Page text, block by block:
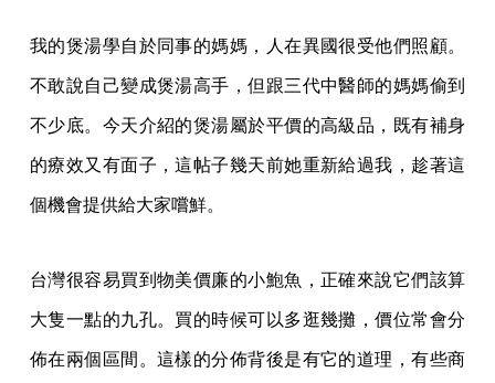
我的煲湯學自於同事的媽媽，人在異國很受他們照顧。
不敢說自己變成煲湯高手，但跟三代中醫師的媽媽偷到
不少底。今天介紹的煲湯屬於平價的高級品，既有補身
的療效又有面子，這帖子幾天前她重新給過我，趁著這
個機會提供給大家嚐鮮。
台灣很容易買到物美價廉的小鮑魚，正確來說它們該算
大隻一點的九孔。買的時候可以多逛幾攤，價位常會分
佈在兩個區間。這樣的分佈背後是有它的道理，有些商